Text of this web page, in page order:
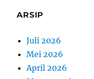
ARSIP
Juli 2026
Mei 2026
April 2026